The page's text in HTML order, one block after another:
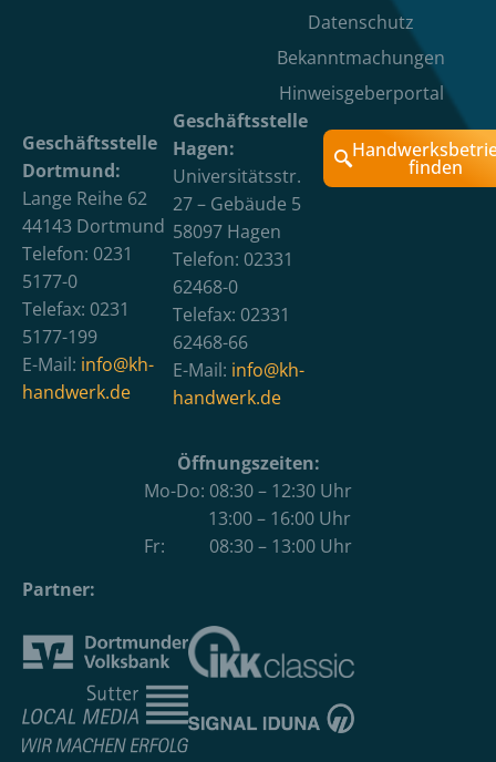
Datenschutz
Bekanntmachungen
Hinweisgeberportal
Geschäftsstelle
Dortmund:
Lange Reihe 62
44143 Dortmund
Telefon: 0231
5177-0
Telefax: 0231
5177-199
E-Mail: info@kh-
handwerk.de
Geschäftsstelle
Hagen:
Universitätsstr.
27 – Gebäude 5
58097 Hagen
Telefon: 02331
62468-0
Telefax: 02331
62468-66
E-Mail: info@kh-
handwerk.de
finden
Öffnungszeiten:
Mo-Do: 08:30 – 12:30 Uhr
13:00 – 16:00 Uhr
Fr: 08:30 – 13:00 Uhr
Partner: